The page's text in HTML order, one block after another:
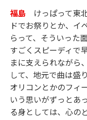
福島 けっぱって東
ドでお祭りとか、イ
らって、そういった
すごくスピーディで
まに支えられながら
して、地元で曲は盛
オリコンとかのフィ
いう思いがずっとあ
る身としては、心の